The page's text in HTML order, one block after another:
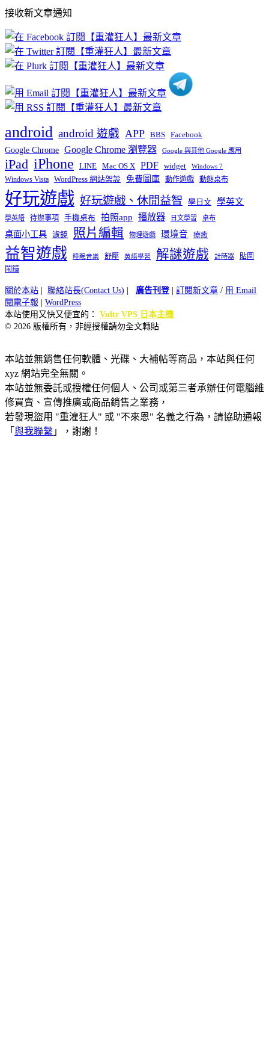
文
章
分
類
接收新文章通知
android android 遊戲 APP BBS Facebook
Google Chrome Google Chrome 瀏覽器 Google 與其他 Google 應用
iPad iPhone LINE Mac OS X PDF widget Windows 7
Windows Vista WordPress 網站架設 免費圖庫 動作遊戲 動態桌布
好玩遊戲 好玩遊戲、休閒益智 學日文 學英文
學英語 待辦事項 手機桌布 拍照app 播放器 日文學習 桌布
桌面小工具 濾鏡 照片編輯 物理遊戲 環境音 療癒
益智遊戲 睡眠音樂 舒壓 英語學習 解謎遊戲 計時器
貼圖
鬧鐘
關於本站 聯絡站長(Contact Us) 廣告刊登| 訂閱新文章 / 用 Email
閱電子報
WordPress
本站使用又快又便宜的： Vultr VPS 日本主機
© 2026 版權所有，非經授權請勿全文轉貼
本站並無銷售任何軟體、光碟、大補帖等商品，本站與任何
xyz 網站完全無關。
本站並無委託或授權任何個人、公司或第三者承辦任何電腦維
修買賣、宣傳推廣或商品銷售之業務，
若發現盜用 "重灌狂人" 或 "不來恩" 名義之行為，請協助通報
「 與我聯繫 」，謝謝！